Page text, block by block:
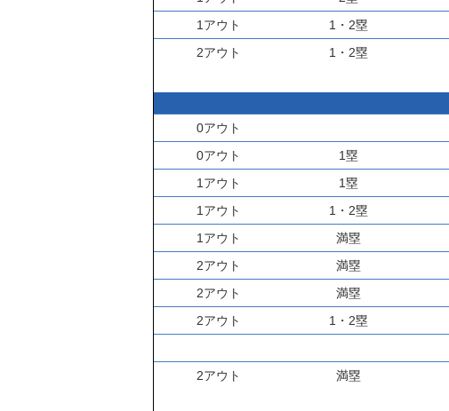
1アウト
1・2塁
2アウト
1・2塁
0アウト
0アウト
1塁
1アウト
1塁
1アウト
1・2塁
1アウト
満塁
2アウト
満塁
2アウト
満塁
2アウト
1・2塁
2アウト
満塁